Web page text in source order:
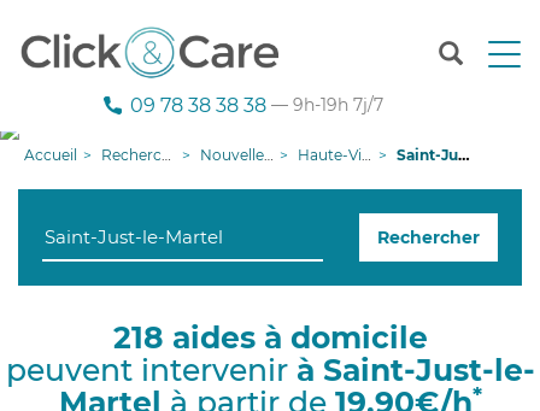
T
n
g
i
09 78 38 38 38 — 9h-19h 7j/7
Accueil Recherche aide à domicile Nouvelle-Aquitaine Haute-Vienne Saint-Just-le-Martel
Rechercher
218 aides à domicile
peuvent intervenir à Saint-Just-le-
Martel à partir de 19,90€/h*